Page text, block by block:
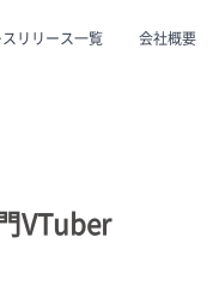
リリース一覧 会社概要
VTuber